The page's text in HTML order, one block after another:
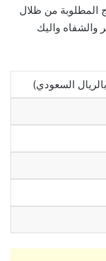
المطلوبة من ظلال
والشفاه واليك
السعودي)